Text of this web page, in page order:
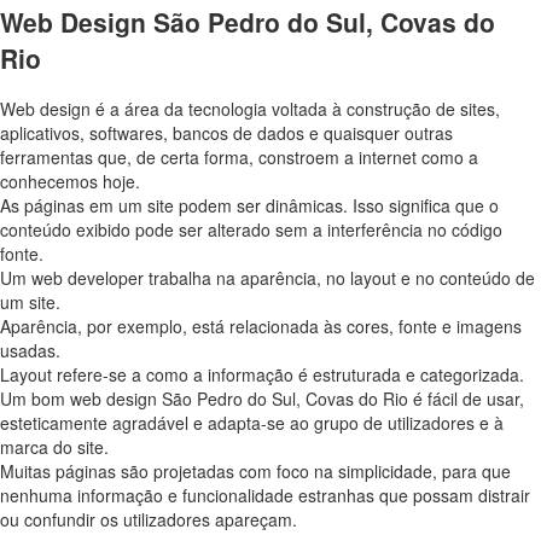
Web Design São Pedro do Sul, Covas do
Rio
Web design é a área da tecnologia voltada à construção de sites,
aplicativos, softwares, bancos de dados e quaisquer outras
ferramentas que, de certa forma, constroem a internet como a
conhecemos hoje.
As páginas em um site podem ser dinâmicas. Isso significa que o
conteúdo exibido pode ser alterado sem a interferência no código
fonte.
Um web developer trabalha na aparência, no layout e no conteúdo de
um site.
Aparência, por exemplo, está relacionada às cores, fonte e imagens
usadas.
Layout refere-se a como a informação é estruturada e categorizada.
Um bom web design São Pedro do Sul, Covas do Rio é fácil de usar,
esteticamente agradável e adapta-se ao grupo de utilizadores e à
marca do site.
Muitas páginas são projetadas com foco na simplicidade, para que
nenhuma informação e funcionalidade estranhas que possam distrair
ou confundir os utilizadores apareçam.